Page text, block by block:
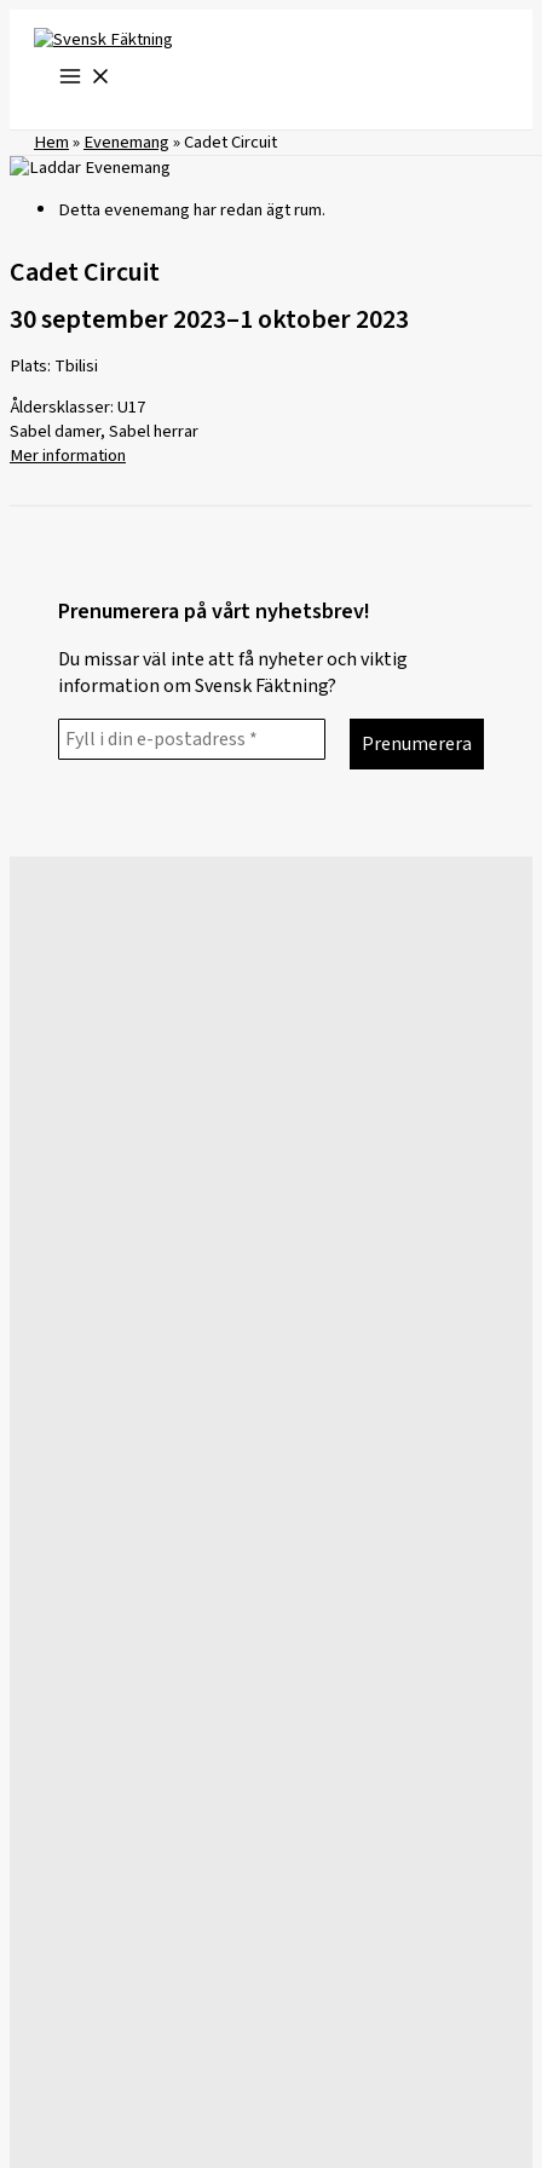
innehåll
Hem»Evenemang»Cadet Circuit
Detta evenemang har redan ägt rum.
Cadet Circuit
30 september 2023–1 oktober 2023
Plats: Tbilisi
Åldersklasser: U17
Sabel damer, Sabel herrar
Mer information
Prenumerera på vårt nyhetsbrev!
Du missar väl inte att få nyheter och viktig
information om Svensk Fäktning?